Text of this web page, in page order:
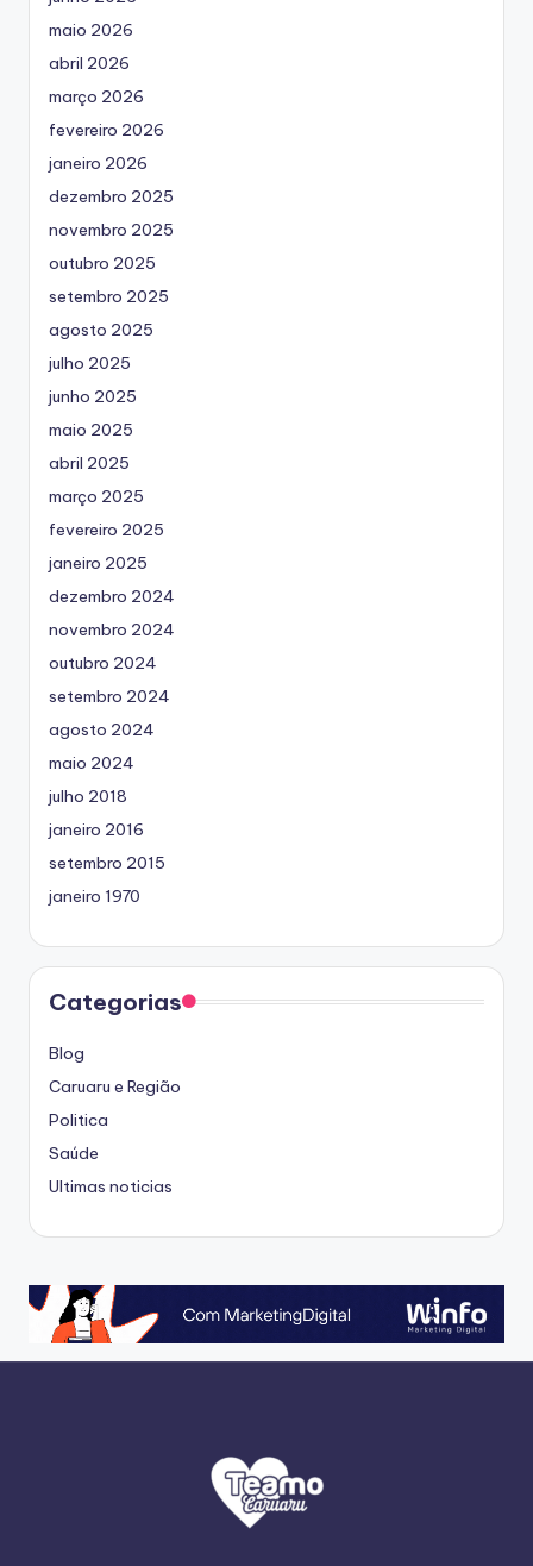
maio 2026
abril 2026
março 2026
fevereiro 2026
janeiro 2026
dezembro 2025
novembro 2025
outubro 2025
setembro 2025
agosto 2025
julho 2025
junho 2025
maio 2025
abril 2025
março 2025
fevereiro 2025
janeiro 2025
dezembro 2024
novembro 2024
outubro 2024
setembro 2024
agosto 2024
maio 2024
julho 2018
janeiro 2016
setembro 2015
janeiro 1970
Categorias
Blog
Caruaru e Região
Politica
Saúde
Ultimas noticias